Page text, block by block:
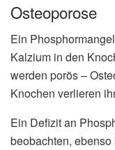
Osteoporose
Ein
Kalzium in den
werden porös –
Knochen verlieren
Ein Defizit an
beobachten,